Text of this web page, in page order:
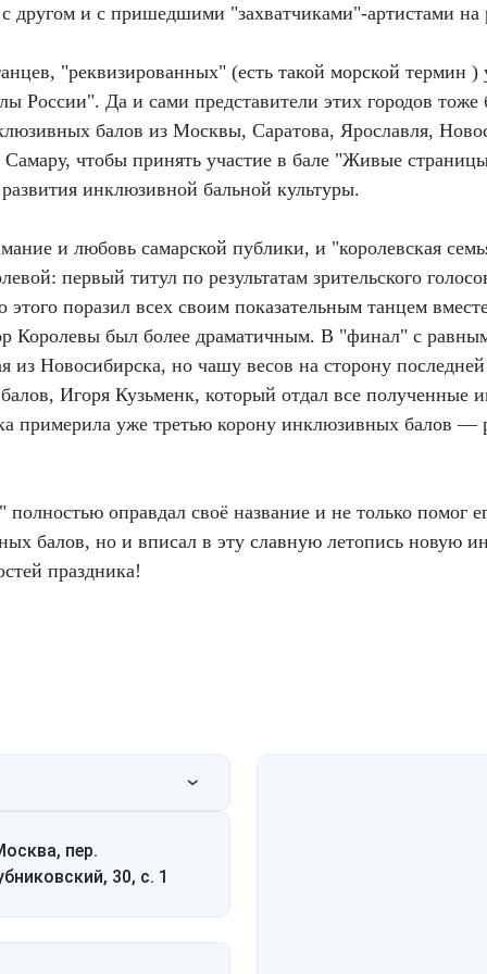
другом и с пришедшими "захватчиками"-артистами на
"реквизированных" (есть такой морской термин
России". Да и сами представители этих городов
балов из Москвы, Саратова, Ярославля,
чтобы принять участие в бале "Живые
инклюзивной бальной культуры.
и любовь самарской публики, и "королевская
первый титул по результатам зрительского
поразил всех своим показательным танцем
Королевы был более драматичным. В "финал" с
из Новосибирска, но чашу весов на сторону
Игоря Кузьменк, который отдал все полученные
примерила уже третью корону инклюзивных балов —
оправдал своё название и не только помог
балов, но и вписал в эту славную летопись новую
праздника!
пер.
30, с. 1